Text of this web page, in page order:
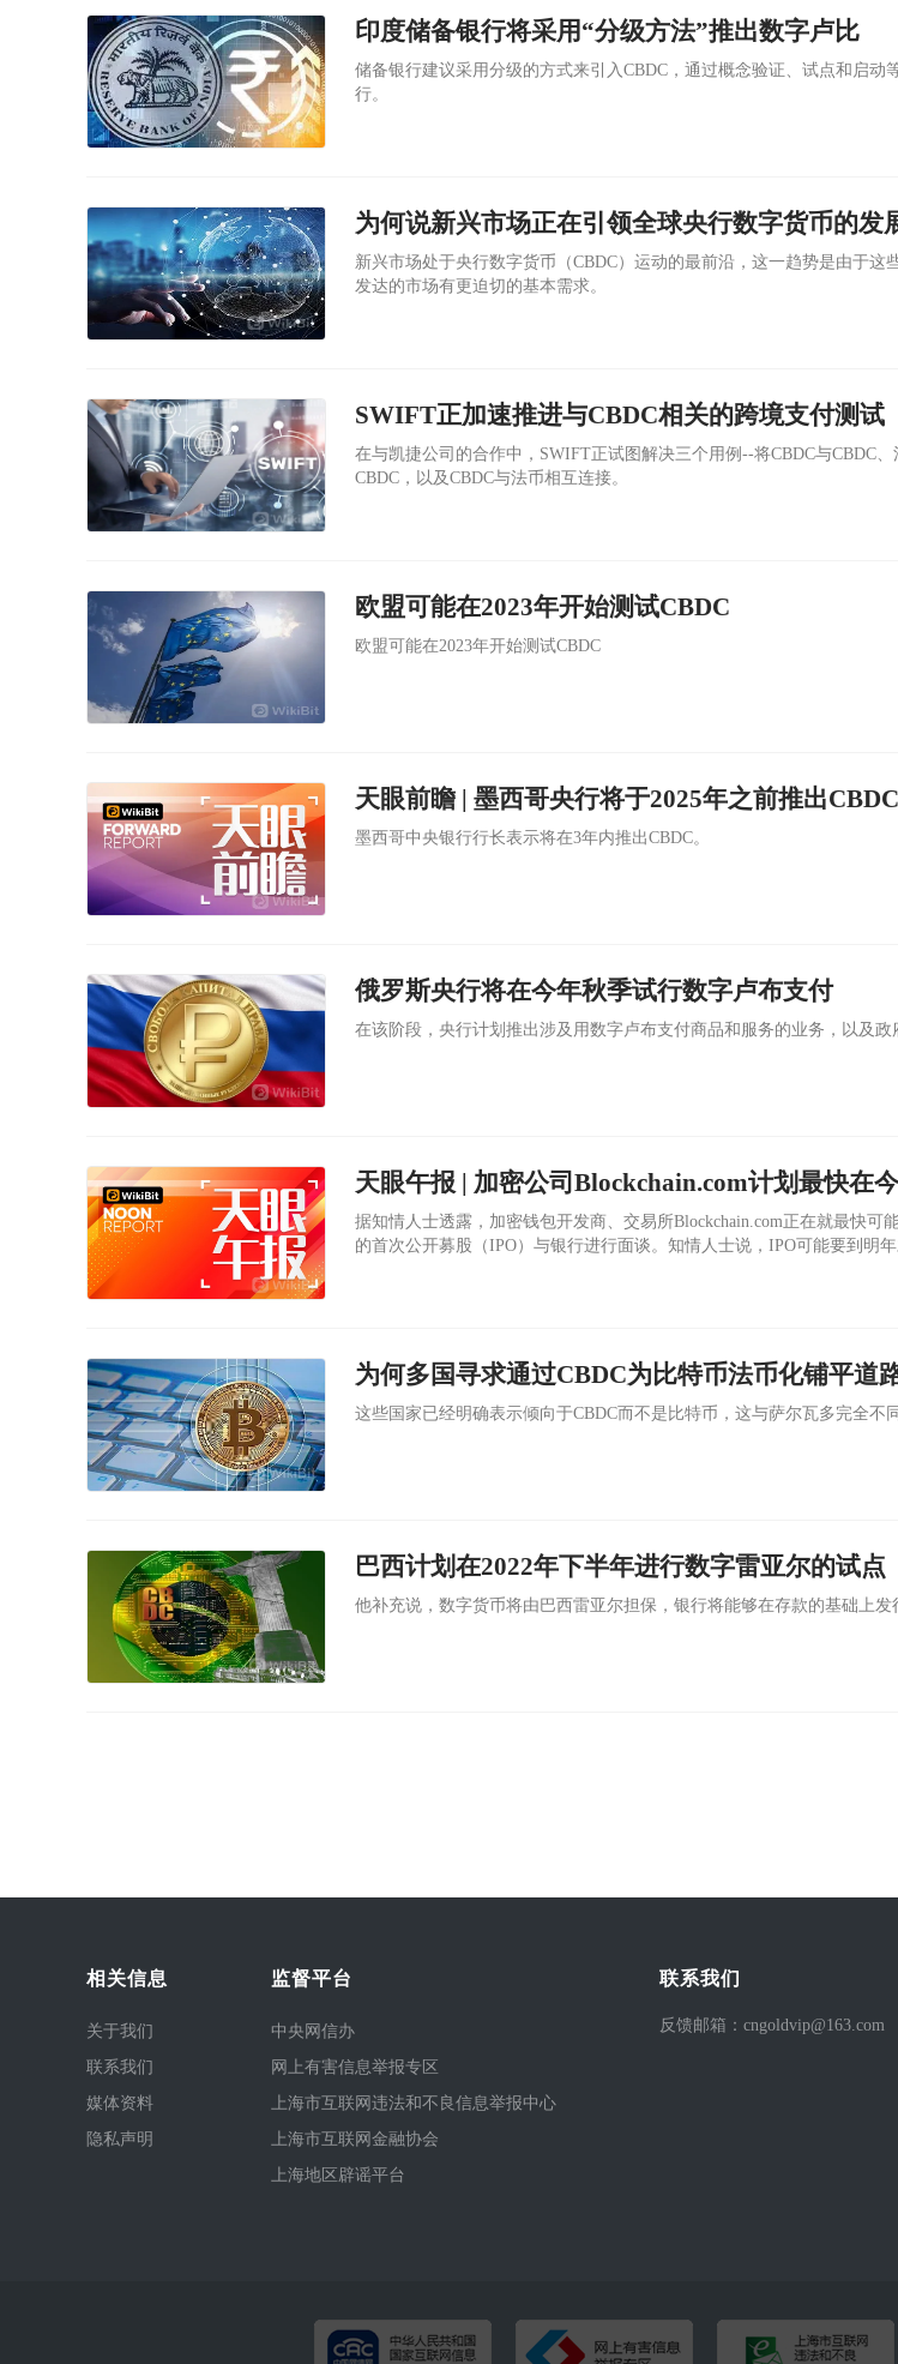
印度储备银行将采用“分级方法”推出数字卢比
储备银行建议采用分级的方式来引入CBDC，通过概念验证、试点和启动
行。
为何说新兴市场正在引领全球央行数字货币的发
新兴市场处于央行数字货币（CBDC）运动的最前沿，这一趋势是由于这
发达的市场有更迫切的基本需求。
SWIFT正加速推进与CBDC相关的跨境支付测试
在与凯捷公司的合作中，SWIFT正试图解决三个用例--将CBDC与CBDC、
CBDC，以及CBDC与法币相互连接。
欧盟可能在2023年开始测试CBDC
欧盟可能在2023年开始测试CBDC
天眼前瞻 | 墨西哥央行将于2025年之前推出CBDC
墨西哥中央银行行长表示将在3年内推出CBDC。
俄罗斯央行将在今年秋季试行数字卢布支付
在该阶段，央行计划推出涉及用数字卢布支付商品和服务的业务，以及政
据知情人士透露，加密钱包开发商、交易所Blockchain.com正在就最快可
的首次公开募股（IPO）与银行进行面谈。知情人士说，IPO可能要到明
为何多国寻求通过CBDC为比特币法币化铺平道
这些国家已经明确表示倾向于CBDC而不是比特币，这与萨尔瓦多完全不同
巴西计划在2022年下半年进行数字雷亚尔的试点
他补充说，数字货币将由巴西雷亚尔担保，银行将能够在存款的基础上发
相关信息
关于我们
联系我们
媒体资料
隐私声明
监督平台
中央网信办
网上有害信息举报专区
上海市互联网违法和不良信息举报中心
上海市互联网金融协会
上海地区辟谣平台
联系我们
反馈邮箱：cngoldvip@163.com